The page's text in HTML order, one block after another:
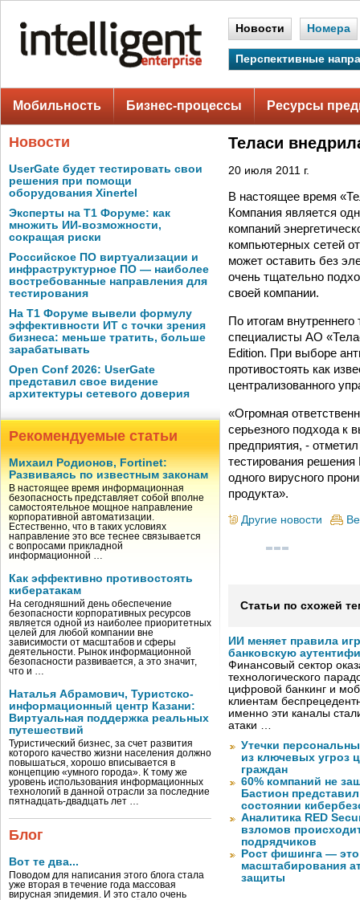
Новости Номера
Перспективные
Мобильность Бизнес-процессы Ресурсы
Новости
UserGate будет тестировать свои
решения при помощи
оборудования Xinertel
Эксперты на Т1 Форуме: как
множить ИИ-возможности,
сокращая риски
Российское ПО виртуализации и
инфраструктурное ПО — наиболее
востребованные направления для
тестирования
На Т1 Форуме вывели формулу
эффективности ИТ с точки зрения
бизнеса: меньше тратить, больше
зарабатывать
Open Conf 2026: UserGate
представил свое видение
архитектуры сетевого доверия
Рекомендуемые статьи
Михаил Родионов, Fortinet:
Развиваясь по известным законам
В настоящее время информационная
безопасность представляет собой вполне
самостоятельное мощное направление
корпоративной автоматизации.
Естественно, что в таких условиях
направление это все теснее связывается
с вопросами прикладной
информационной …
Как эффективно противостоять
кибератакам
На сегодняшний день обеспечение
безопасности корпоративных ресурсов
является одной из наиболее приоритетных
целей для любой компании вне
зависимости от масштабов и сферы
деятельности. Рынок информационной
безопасности развивается, а это значит,
что и …
Наталья Абрамович, Туристско-
информационный центр Казани:
Виртуальная поддержка реальных
путешествий
Туристический бизнес, за счет развития
которого качество жизни населения должно
повышаться, хорошо вписывается в
концепцию «умного города». К тому же
уровень использования информационных
технологий в данной отрасли за последние
пятнадцать-двадцать лет …
Блог
Вот те два...
Поводом для написания этого блога стала
уже вторая в течение года массовая
вирусная эпидемия. И это стало очень
Теласи
20 июля 2011 г.
В настоящее время
Компания является
компаний
компьютерных сетей
может оставить без
очень тщательно
своей компании.
По итогам
специалисты АО
Edition. При выборе
противостоять как
централизованного
«Огромная
серьезного подхода к
предприятия, -
тестирования
одного вирусного
продукта».
Другие новости
Статьи по схожей
ИИ меняет правила
банковскую
Финансовый сектор
технологического
цифровой банкинг и
клиентам
именно эти каналы
атаки …
Утечки
из ключевых угроз
граждан
60% компаний не
Бастион
состоянии
Аналитика RED
взломов
подрядчиков
Рост фишинга —
масштабирования
защиты